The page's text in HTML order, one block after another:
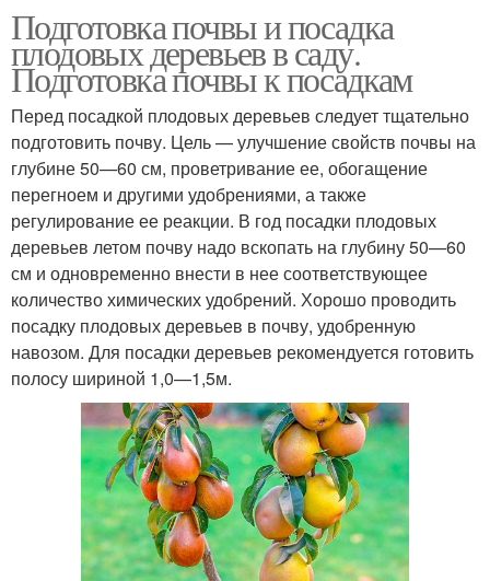
Подготовка почвы и посадка
плодовых деревьев в саду.
Подготовка почвы к посадкам
Перед посадкой плодовых деревьев следует тщательно
подготовить почву. Цель — улучшение свойств почвы на
глубине 50—60 см, проветривание ее, обогащение
перегноем и другими удобрениями, а также
регулирование ее реакции. В год посадки плодовых
деревьев летом почву надо вскопать на глубину 50—60
см и одновременно внести в нее соответствующее
количество химических удобрений. Хорошо проводить
посадку плодовых деревьев в почву, удобренную
навозом. Для посадки деревьев рекомендуется готовить
полосу шириной 1,0—1,5м.